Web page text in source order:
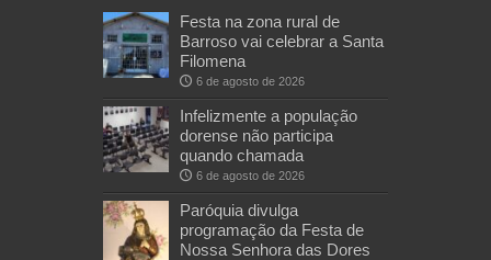
Festa na zona rural de
Barroso vai celebrar a Santa
Filomena
6 de agosto de 2026
Infelizmente a população
dorense não participa
quando chamada
6 de agosto de 2026
Paróquia divulga
programação da Festa de
Nossa Senhora das Dores